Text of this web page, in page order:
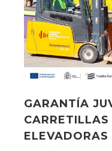
GARANTÍA
ELEVADORAS